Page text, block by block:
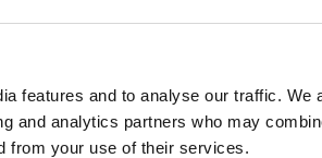
features and to analyse our traffic. We
and analytics partners who may
from your use of their services.